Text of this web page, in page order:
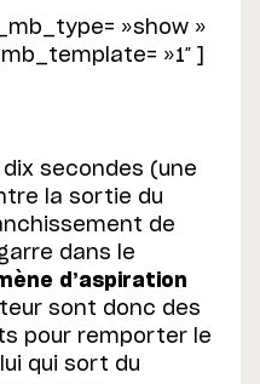
»show »
»1″ ]
secondes (une
la sortie du
de
dans le
d’aspiration
sont donc des
pour remporter le
qui sort du